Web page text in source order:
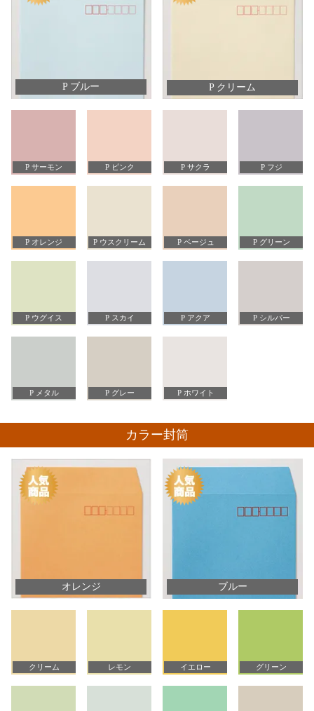
P ブルー P クリーム
P サーモン P ピンク P サクラ P フジ
P オレンジ P ウスクリーム P ベージュ P グリーン
P ウグイス P スカイ P アクア P シルバー
P メタル P グレー P ホワイト
カラー封筒
オレンジ ブルー
クリーム レモン イエロー グリーン